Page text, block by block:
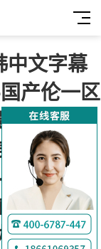
中文字幕
产伦一区
-神马午夜
综合另
肉视频
线免费视